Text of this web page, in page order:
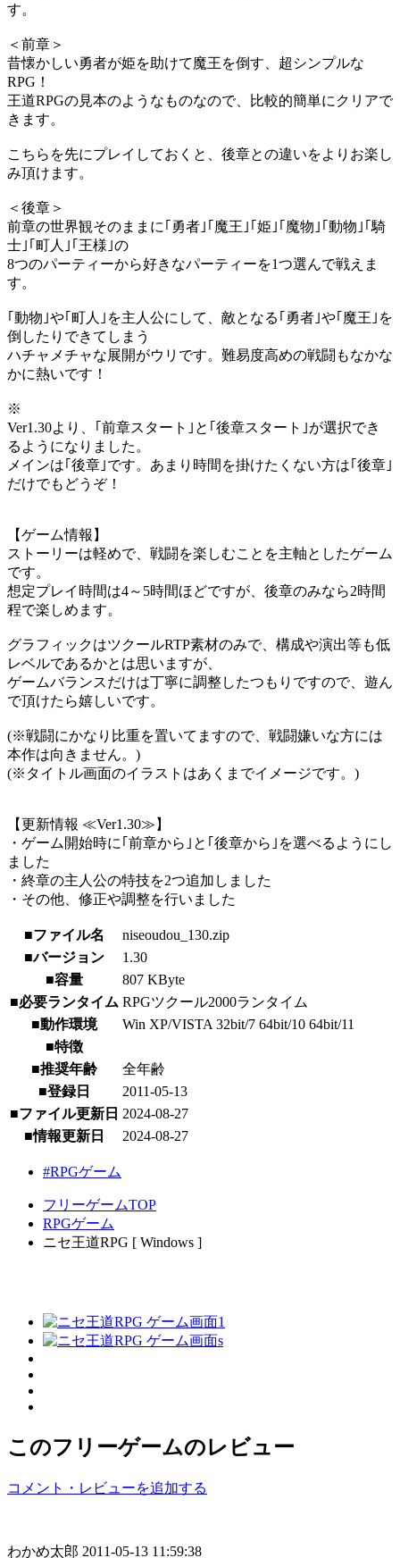
す。
＜前章＞
昔懐かしい勇者が姫を助けて魔王を倒す、超シンプルな
RPG！
王道RPGの見本のようなものなので、比較的簡単にクリアで
きます。
こちらを先にプレイしておくと、後章との違いをよりお楽し
み頂けます。
＜後章＞
前章の世界観そのままに｢勇者｣｢魔王｣｢姫｣｢魔物｣｢動物｣｢騎
士｣｢町人｣｢王様｣の
8つのパーティーから好きなパーティーを1つ選んで戦えま
す。
｢動物｣や｢町人｣を主人公にして、敵となる｢勇者｣や｢魔王｣を
倒したりできてしまう
ハチャメチャな展開がウリです。難易度高めの戦闘もなかな
かに熱いです！
※
Ver1.30より、｢前章スタート｣と｢後章スタート｣が選択でき
るようになりました。
メインは｢後章｣です。あまり時間を掛けたくない方は｢後章｣
だけでもどうぞ！
【ゲーム情報】
ストーリーは軽めで、戦闘を楽しむことを主軸としたゲーム
です。
想定プレイ時間は4～5時間ほどですが、後章のみなら2時間
程で楽しめます。
グラフィックはツクールRTP素材のみで、構成や演出等も低
レベルであるかとは思いますが、
ゲームバランスだけは丁寧に調整したつもりですので、遊ん
で頂けたら嬉しいです。
(※戦闘にかなり比重を置いてますので、戦闘嫌いな方には
本作は向きません。)
(※タイトル画面のイラストはあくまでイメージです。)
【更新情報 ≪Ver1.30≫】
・ゲーム開始時に｢前章から｣と｢後章から｣を選べるようにし
ました
・終章の主人公の特技を2つ追加しました
・その他、修正や調整を行いました
■ファイル名
niseoudou_130.zip
■バージョン
1.30
■容量
807 KByte
■必要ランタイム RPGツクール2000ランタイム
■動作環境
Win XP/VISTA 32bit/7 64bit/10 64bit/11
■特徴
■推奨年齢
全年齢
■登録日
2011-05-13
■ファイル更新日 2024-08-27
■情報更新日
2024-08-27
#RPGゲーム
フリーゲームTOP
RPGゲーム
ニセ王道RPG [ Windows ]
このフリーゲームのレビュー
コメント・レビューを追加する
わかめ太郎 2011-05-13 11:59:38